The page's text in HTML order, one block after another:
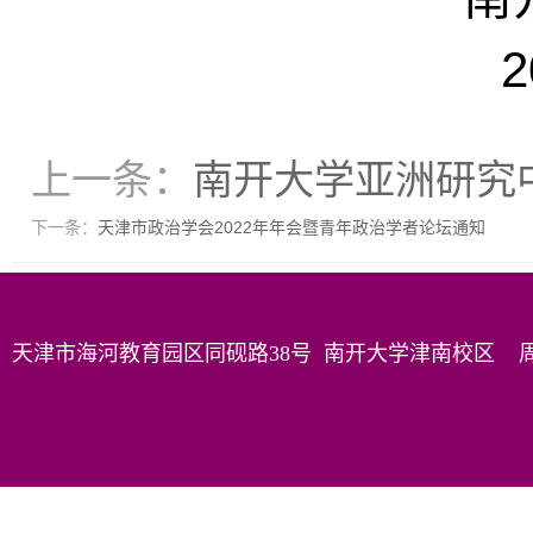
上一条： 南开大学亚洲研
下一条： 天津市政治学会2022年年会暨青年政治学者论坛通知
天津市海河教育园区同砚路38号 南开大学津南校区